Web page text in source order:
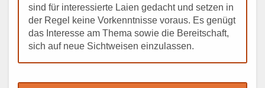
sind für interessierte Laien gedacht und setzen in
der Regel keine Vorkenntnisse voraus. Es genügt
das Interesse am Thema sowie die Bereitschaft,
sich auf neue Sichtweisen einzulassen.